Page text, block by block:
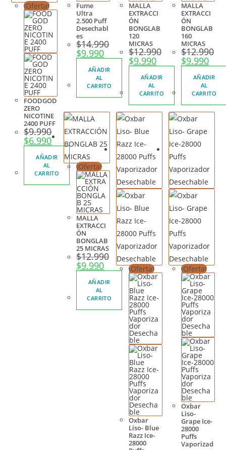
¡Oferta!
FOODGOD
ZERO
NICOTINE
2400 PUFF
$9.990
$6.990
AÑADIR
AL
CARRITO
Fume
Ultra
2.500 Puff
Desechabl
es
$14.990
$9.990
AÑADIR
AL
CARRITO
MALLA
EXTRACCI
ÓN
BONGLAB
120
MICRAS
$12.990
$9.990
AÑADIR
AL
CARRITO
MALLA
EXTRACCI
ÓN
BONGLAB
160
MICRAS
$12.990
$9.990
AÑADIR
AL
CARRITO
¡Oferta!
MALLA
EXTRACCI
ÓN
BONGLAB
25 MICRAS
$12.990
$9.990
AÑADIR
AL
CARRITO
¡Oferta!
Oxbar
Liso- Blue
Razz Ice-
28000
¡Oferta!
Oxbar
Liso-
Grape Ice-
28000
Puffs
Vaporizad